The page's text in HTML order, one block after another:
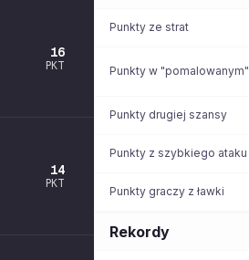
16
PKT
14
PKT
Punkty ze strat
Punkty w "pomalowanym"
Punkty drugiej szansy
Punkty z szybkiego ataku
Punkty graczy z ławki
Rekordy